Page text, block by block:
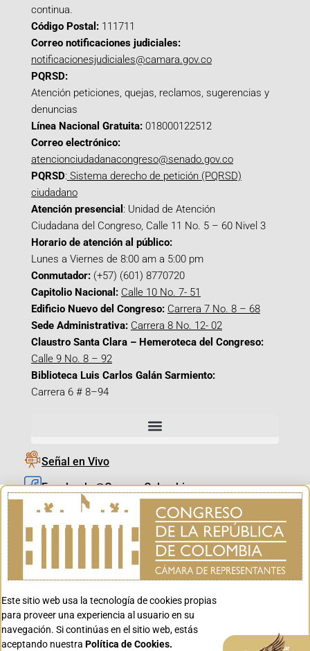
continua.
Código Postal: 111711
Correo notificaciones judiciales:
notificacionesjudiciales@camara.gov.co
PQRSD:
Atención peticiones, quejas, reclamos, sugerencias y
denuncias
Línea Nacional Gratuita: 018000122512
Correo electrónico:
atencionciudadanacongreso@senado.gov.co
PQRSD: Sistema derecho de petición (PQRSD)
ciudadano
Atención presencial : Unidad de Atención
Ciudadana del Congreso, Calle 11 No. 5 – 60 Nivel 3
Horario de atención al público:
Lunes a Viernes de 8:00 am a 5:00 pm
Conmutador: (+57) (601) 8770720
Capitolio Nacional: Calle 10 No. 7- 51
Edificio Nuevo del Congreso: Carrera 7 No. 8 – 68
Sede Administrativa: Carrera 8 No. 12- 02
Claustro Santa Clara – Hemeroteca del Congreso:
Calle 9 No. 8 – 92
Biblioteca Luis Carlos Galán Sarmiento:
Carrera 6 # 8–94
Señal en Vivo
Facebook_@CamaraColombia
Instagram_@CamaraColombia
X_@CamaraColombia
Youtube_@CamaraColombia
Youtube_@CanalCongreso
Este sitio web usa la tecnología de cookies propias
para proveer una experiencia al usuario en su
navegación. Si continúas en el sitio web, estás
aceptando nuestra Política de Cookies. Aceptar